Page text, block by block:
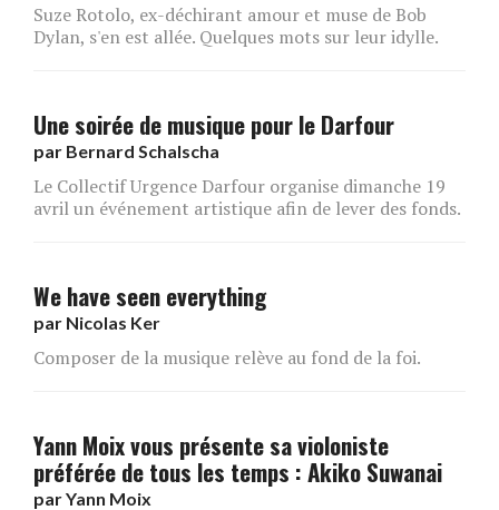
Suze Rotolo, ex-déchirant amour et muse de Bob
Dylan, s'en est allée. Quelques mots sur leur idylle.
Une soirée de musique pour le Darfour
par Bernard Schalscha
Le Collectif Urgence Darfour organise dimanche 19
avril un événement artistique afin de lever des fonds.
We have seen everything
par Nicolas Ker
Composer de la musique relève au fond de la foi.
Yann Moix vous présente sa violoniste
préférée de tous les temps : Akiko Suwanai
parYann Moix